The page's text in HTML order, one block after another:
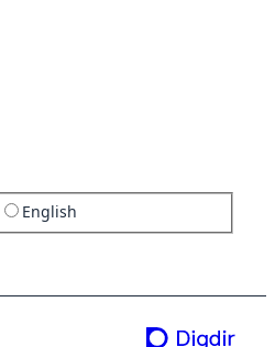
English